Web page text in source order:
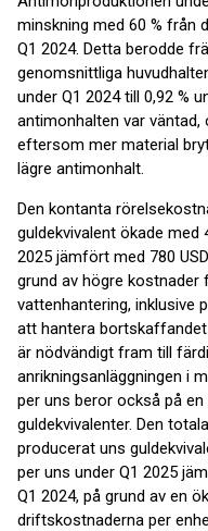
minskning med 60 % från
Q1 2024. Detta berodde
genomsnittliga
under Q1 2024 till 0,92 %
antimonhalten var
eftersom mer material
lägre antimonhalt.
Den kontanta
guldekvivalent ökade med
2025 jämfört med 780
grund av högre kostnader
vattenhantering, inklusive
att hantera
är nödvändigt fram till
anrikningsanläggningen i
per uns beror också på
guldekvivalenter. Den
producerat uns
per uns under Q1 2025
Q1 2024, på grund av en
driftskostnaderna per